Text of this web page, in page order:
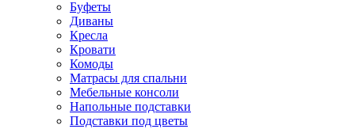
Буфеты
Диваны
Кресла
Кровати
Комоды
Матрасы для спальни
Мебельные консоли
Напольные подставки
Подставки под цветы